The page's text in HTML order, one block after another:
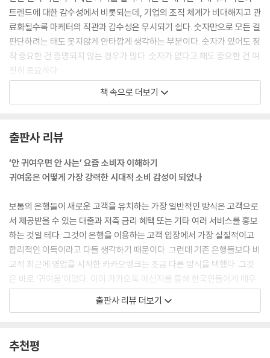
트렌드에 대한 감수성에서 비롯되는데, 기업의 조직 체계가 비대해지고 관
료화될수록 마케터의 직관과 감수성은 무시되기 쉽다. 숫자만으로 모든 걸
판단하려는 태도 못지않게 안타깝게 생각하는 부분이다. 숫자가 있어도 정
작 중요한 건 증명되지 않는 경우가 많다. 숫자가 없다고 해도 중요한 건 여
전히 중요하다.
--- pp.104-105, 「1장. 귀여움의 부상: 강력한 소비 감성의 등장 - 귀여움
있을 것 같은데, 전자는 어차피 사야 할 물건이라면 ‘이왕이면 귀여운 걸로’
사겠다는 것이고, 후자는 ‘필요나 쓸모가 아니라 귀여움 자체’가 소비의 목
적이 되는 경우에 해당한다. 특히 Z세대 여성들의 응답에서는 ‘이왕이
도 나타나는 걸로 보인다. 이런 귀여움 소비가 주는 편익은 명백하다. 리프
레시와 힐링이다. 사거나 만들 때 즐겁고, 달고 다니다 보기만 해도 좋은 기
분을 유지하게 해주며 때로는 위로 받는다.
--- pp.143-144, 「2장. 귀여움의 결: Z세대가 인식하는 귀여움의 스펙트
럼 - 귀여움의 소비 촉진 효과」중에서
먼작귀가 건드리는 건 ‘현대인의 애환’이라는 보편적 공감대다. 어떤 일에
든 그 일을 잘 아는 사람 혹은 겪어본 사람만이 깊이 공감하는 애환이 존재
한다. 애환의 묘사는 디테일할수록 좋다. 아는 사람들끼리만 서로 마주 보
아니었어’라는 깊은 안도감, 거기에 자신의 약한 부분 혹은 속으로만 간직
책 속으로 더보기
출판사 리뷰
‘안 귀여우면 안 사는’ 요즘 소비자 이해하기
귀여움은 어떻게 가장 강력한 시대적 소비 감성이 되었나
보통의 은행들이 새로운 고객을 유치하는 가장 일반적인 방식은 고객으로
서 제공받을 수 있는 대출과 저축 금리 혜택 또는 기타 여러 서비스를 홍보
하는 것일 테다. 그것이 은행을 이용하는 고객 입장에서 가장 실질적이고
합리적인 이득이라고 다들 생각하기 때문이다. 그런데 기존 은행들보다 비
교적 최근에 영업을 시작한 카카오뱅크는 조금 다른 방식을 택했다. 그것
은 바로 ‘귀여움’이었다. 이미 카카오톡 메신저를 통해 한국인들에게 매우
익숙하면서도 귀염성도 있었던 카카오 프렌즈 체크카드가 영업의 일등공
신 역할을 톡톡히 해낸 것이다. ‘혜택이 더 좋은 것도 아니고 금리가 유리한
한 소비 가치인지를. 이 책 『귀여워서 삽니다』에서 지은이는 광고회사가
출판사 리뷰 더보기
추천평